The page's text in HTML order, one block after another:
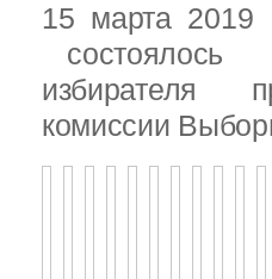
15 марта
состоялось
избирателя
комиссии